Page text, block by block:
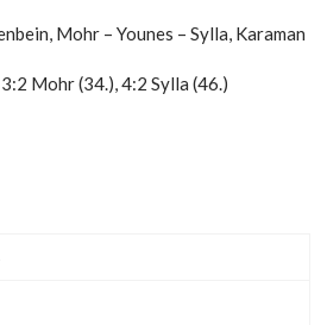
Mohr – Younes – Sylla, Karaman
Mohr (34.), 4:2 Sylla (46.)